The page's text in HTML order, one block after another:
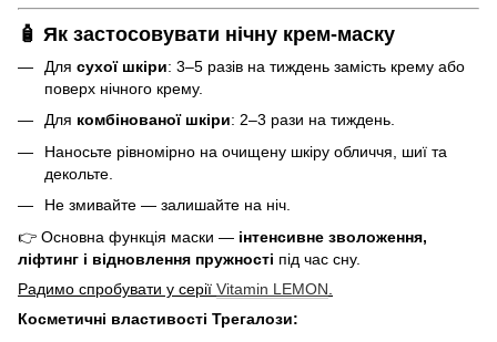
🧴 Як застосовувати нічну крем-маску
Для сухої шкіри: 3–5 разів на тиждень замість крему або
поверх нічного крему.
Для комбінованої шкіри: 2–3 рази на тиждень.
Наносьте рівномірно на очищену шкіру обличчя, шиї та
декольте.
Не змивайте — залишайте на ніч.
👉 Основна функція маски — інтенсивне зволоження,
ліфтинг і відновлення пружності під час сну.
Радимо спробувати у серії Vitamin LEMON
Косметичні властивості Трегалози: